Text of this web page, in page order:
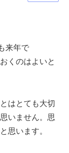
来年で
くのはよいと
はとても大切
いません。思
思います。